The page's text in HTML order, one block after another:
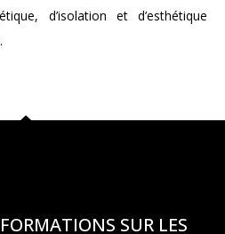
d’isolation et d’esthétique
SUR LES